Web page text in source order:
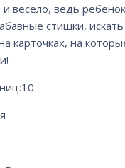
и весело, ведь
стишки, искать
карточках, на
10